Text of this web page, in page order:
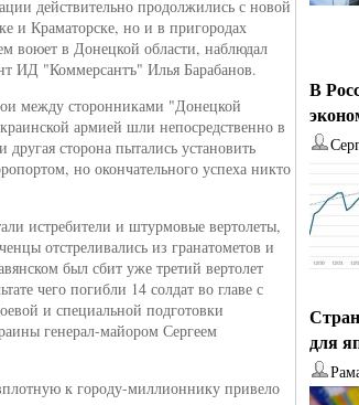
действительно продолжились с новой
и Краматорске, но и в пригородах
воюет в Донецкой области, наблюдал
ИД "Коммерсантъ" Илья Барабанов.
между сторонниками "Донецкой
армией шли непосредственно в
сторона пытались установить
но окончательного успеха никто
истребители и штурмовые вертолеты,
отстреливались из гранатометов и
был сбит уже третий вертолет
чего погибли 14 солдат во главе с
и специальной подготовки
генерал-майором Сергеем
к городу-миллионнику привело
В
для